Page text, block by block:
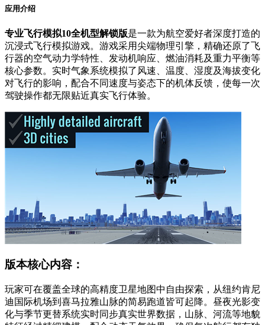
应用介绍
专业飞行模拟10全机型解锁版是一款为航空爱好者深度打造的
沉浸式飞行模拟游戏。游戏采用尖端物理引擎，精确还原了飞
行器的空气动力学特性、发动机响应、燃油消耗及重力平衡等
核心参数。实时气象系统模拟了风速、温度、湿度及海拔变化
对飞行的影响，配合不同速度与姿态下的机体反馈，使每一次
驾驶操作都无限贴近真实飞行体验。
版本核心内容：
玩家可在覆盖全球的高精度卫星地图中自由探索，从纽约肯尼
迪国际机场到喜马拉雅山脉的简易跑道皆可起降。昼夜光影变
化与季节更替系统实时同步真实世界数据，山脉、河流等地貌